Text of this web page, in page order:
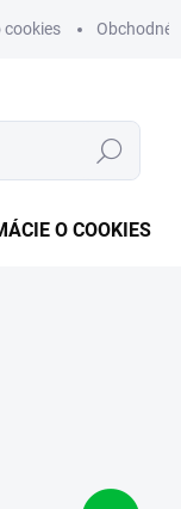
cookies Obchodné
Hľadať
O COOKIES